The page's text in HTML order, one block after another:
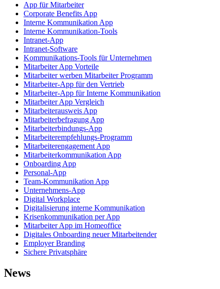
App für Mitarbeiter
Corporate Benefits App
Interne Kommunikation App
Interne Kommunikation-Tools
Intranet-App
Intranet-Software
Kommunikations-Tools für Unternehmen
Mitarbeiter App Vorteile
Mitarbeiter werben Mitarbeiter Programm
Mitarbeiter-App für den Vertrieb
Mitarbeiter-App für Interne Kommunikation
Mitarbeiter App Vergleich
Mitarbeiterausweis App
Mitarbeiterbefragung App
Mitarbeiterbindungs-App
Mitarbeiterempfehlungs-Programm
Mitarbeiterengagement App
Mitarbeiterkommunikation App
Onboarding App
Personal-App
Team-Kommunikation App
Unternehmens-App
Digital Workplace
Digitalisierung interne Kommunikation
Krisenkommunikation per App
Mitarbeiter App im Homeoffice
Digitales Onboarding neuer Mitarbeitender
Employer Branding
Sichere Privatsphäre
News